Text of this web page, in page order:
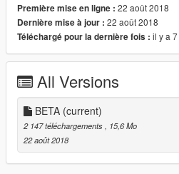
Première mise en ligne : 22 août 2018
Dernière mise à jour : 22 août 2018
Téléchargé pour la dernière fois : il y a
All Versions
BETA (current)
2 147 téléchargements
, 15,6 Mo
22 août 2018